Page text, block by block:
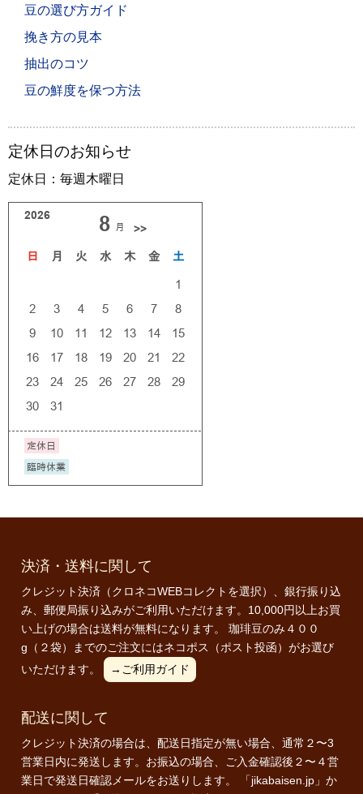
豆の選び方ガイド
挽き方の見本
抽出のコツ
豆の鮮度を保つ方法
定休日のお知らせ
定休日：毎週木曜日
決済・送料に関して
クレジット決済（クロネコWEBコレクトを選択）、銀行振り込
み、郵便局振り込みがご利用いただけます。10,000円以上お買
い上げの場合は送料が無料になります。 珈琲豆のみ４００
g（２袋）までのご注文にはネコポス（ポスト投函）がお選び
いただけます。
→ご利用ガイド
配送に関して
クレジット決済の場合は、配送日指定が無い場合、通常２〜3
営業日内に発送します。お振込の場合、ご入金確認後２〜４営
業日で発送日確認メールをお送りします。 「jikabaisen.jp」か